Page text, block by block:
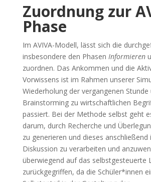
Zuordnung zur
Phase
Im AVIVA-Modell, lässt sich die
insbesondere den Phasen Informieren
zuordnen. Das Ankommen und die
Vorwissens ist im Rahmen unserer
Wiederholung der vergangenen Stunde
Brainstorming zu wirtschaftlichen
passiert. Bei der Methode selbst geht
darum, durch Recherche und
zu generieren und dieses anschließend
Diskussion zu verarbeiten und
überwiegend auf das selbstgesteuerte
zurückgegriffen, da die Schüler*innen